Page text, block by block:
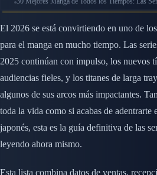
El 2026 se está convirtiendo en uno de
para el manga en mucho tiempo. Las
2025 continúan con impulso, los nuevos
audiencias fieles, y los titanes de larga
algunos de sus arcos más impactantes.
toda la vida como si acabas de adentrarte
japonés, esta es la guía definitiva de las
leyendo ahora mismo.
Esta lista combina datos de ventas,